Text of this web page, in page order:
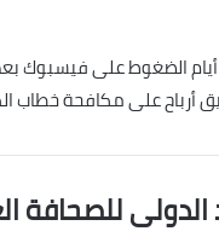
الضغوط على فيسبوك
أرباح على مكافحة خطاب
للصحافة